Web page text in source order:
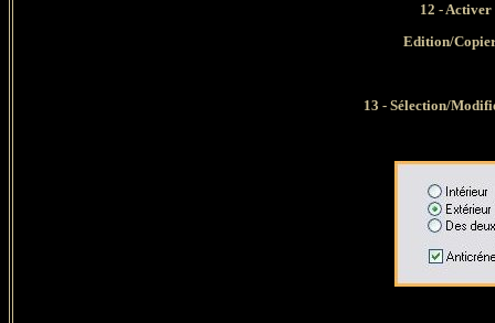
12 -
Edition/
13 - Sélection/